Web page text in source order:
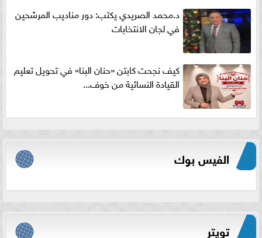
د.محمد الصريدي يكتب: دور مناديب المرشحين
في لجان الانتخابات
كيف نجحت كابتن «حنان البنا» في تحويل تعليم
القيادة النسائية من خوف...
الفيس بوك
تويتر